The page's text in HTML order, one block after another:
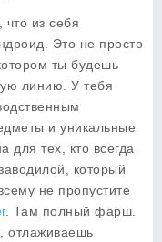
из себя
Это не просто
ты будешь
линию. У тебя
и уникальные
для тех, кто всегда
который
не пропустите
. Там полный фарш.
отлаживаешь